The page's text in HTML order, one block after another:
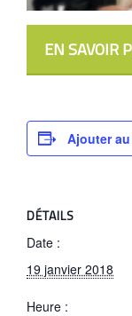
EN SAVOIR
Ajouter
DÉTAILS
Date :
19 janvier 2018
Heure :